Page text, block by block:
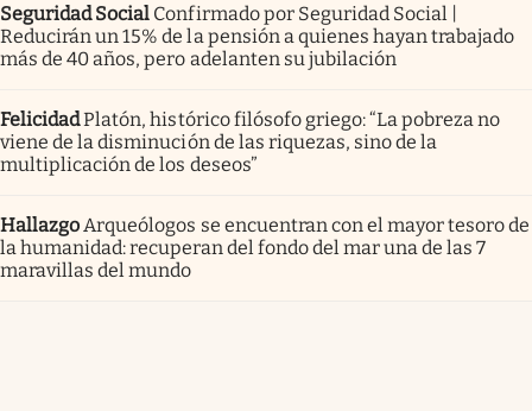
Seguridad Social Confirmado por Seguridad Social |
Reducirán un 15% de la pensión a quienes hayan trabajado
más de 40 años, pero adelanten su jubilación
FelicidadPlatón, histórico filósofo griego: “La pobreza no
viene de la disminución de las riquezas, sino de la
multiplicación de los deseos”
Hallazgo Arqueólogos se encuentran con el mayor tesoro de
la humanidad: recuperan del fondo del mar una de las 7
maravillas del mundo